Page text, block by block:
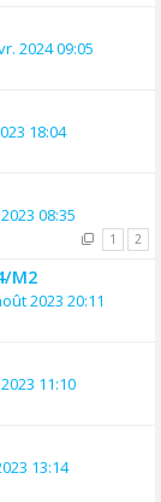
2024 09:05
18:04
08:35
1 2
M2
2023 20:11
11:10
13:14